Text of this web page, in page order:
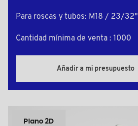
Para roscas y tubos: M18 / 23/32"
Cantidad mínima de venta : 1000
Añadir a mi presupuesto
Plano 2D